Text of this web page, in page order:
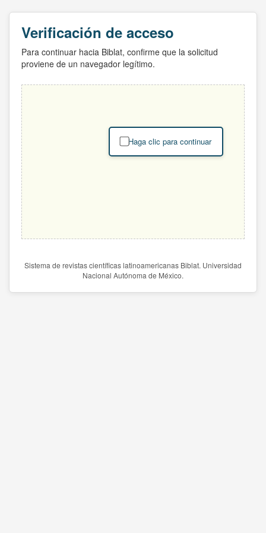
Verificación de acceso
Para continuar hacia Biblat, confirme que la solicitud
proviene de un navegador legítimo.
Haga clic para continuar
Sistema de revistas científicas latinoamericanas Biblat. Universidad
Nacional Autónoma de México.